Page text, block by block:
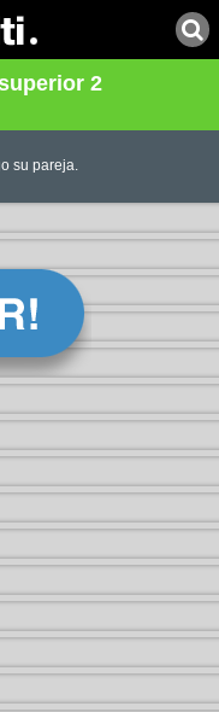
2
su pareja.